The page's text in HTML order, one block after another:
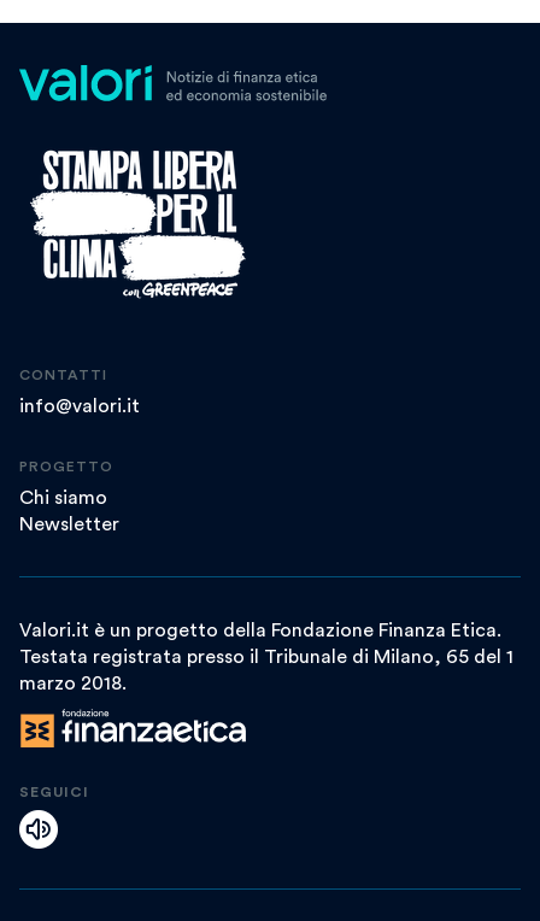
CONTATTI
info@valori.it
PROGETTO
Chi siamo
Newsletter
Valori.it è un progetto della Fondazione Finanza Etica.
Testata registrata presso il Tribunale di Milano, 65 del 1
marzo 2018.
SEGUICI